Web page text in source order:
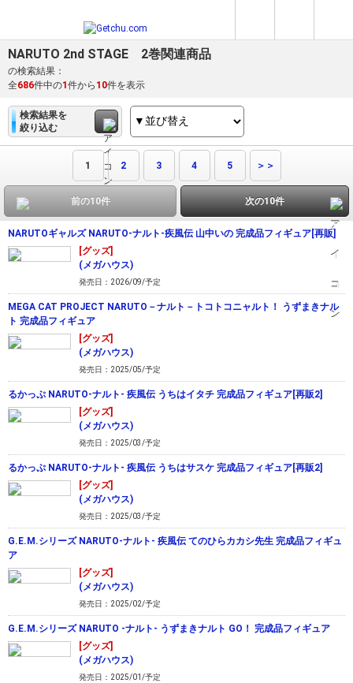
NARUTO 2nd STAGE 2巻関連商品
の検索結果：
全686件中の1 件から 10件を表示
検索結果を
絞り込む
1 2 3 4 5 ＞＞
前の10件 次の10件
NARUTOギャルズ NARUTO-ナルト-疾風伝 山中いの 完成品フィギュア[再販]
[グッズ]
(メガハウス)
発売日：2026/09/予定
MEGA CAT PROJECT NARUTO－ナルト－トコトコニャルト！ うずまきナル
ト 完成品フィギュア
[グッズ]
(メガハウス)
発売日：2025/05/予定
るかっぷ NARUTO-ナルト- 疾風伝 うちはイタチ 完成品フィギュア[再販2]
[グッズ]
(メガハウス)
発売日：2025/03/予定
るかっぷ NARUTO-ナルト- 疾風伝 うちはサスケ 完成品フィギュア[再販2]
[グッズ]
(メガハウス)
発売日：2025/03/予定
G.E.M.シリーズ NARUTO-ナルト- 疾風伝 てのひらカカシ先生 完成品フィギュ
ア
[グッズ]
(メガハウス)
発売日：2025/02/予定
G.E.M.シリーズ NARUTO -ナルト- うずまきナルト GO！ 完成品フィギュア
[グッズ]
(メガハウス)
発売日：2025/01/予定